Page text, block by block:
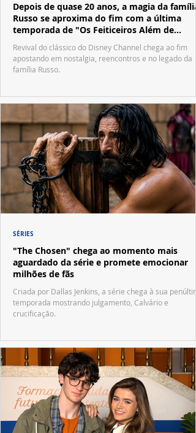
Depois de quase 20 anos, a magia da família
Russo se aproxima do fim com a última
temporada de "Os Feiticeiros Além de
Waverly Place"
Revival do clássico do Disney Channel chega ao fim
apostando em nostalgia, reencontros e no legado da
família Russo.
"The Chosen" chega ao momento mais
aguardado da série e promete emocionar
milhões de fãs
Criada por Dallas Jenkins, a série chega à sua
temporada mostrando julgamento, Calvário e
crucificação.
SÉRIES